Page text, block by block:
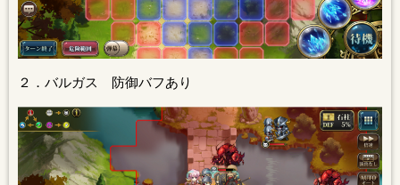
２．バルガス 防御バフあり